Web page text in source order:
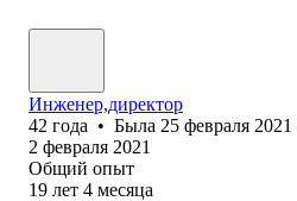
Инженер,директор
42 года • Была 25 февраля 2021
2 февраля 2021
Общий опыт
19 лет 4 месяца